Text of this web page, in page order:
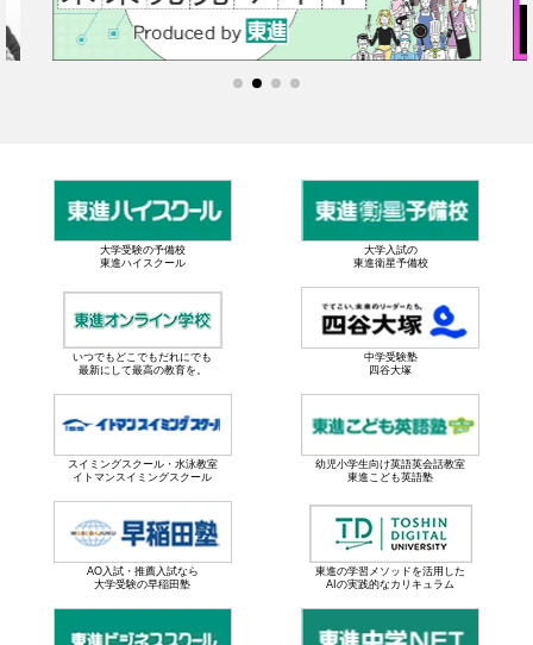
大学受験の予備校
東進ハイスクール
大学入試の
東進衛星予備校
いつでもどこでもだれにでも
最新にして最高の教育を。
中学受験塾
四谷大塚
スイミングスクール・水泳教室
イトマンスイミングスクール
幼児小学生向け英語英会話教室
東進こども英語塾
AO入試・推薦入試なら
大学受験の早稲田塾
東進の学習メソッドを活用した
AIの実践的なカリキュラム